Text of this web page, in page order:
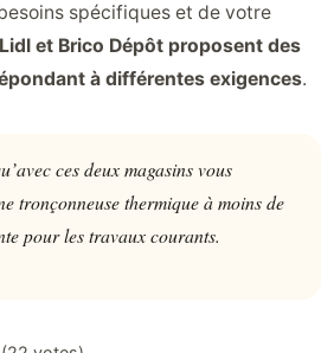
spécifiques et de votre
et Brico Dépôt proposent des
à différentes exigences.
ces deux magasins vous
tronçonneuse thermique à moins de
pour les travaux courants.